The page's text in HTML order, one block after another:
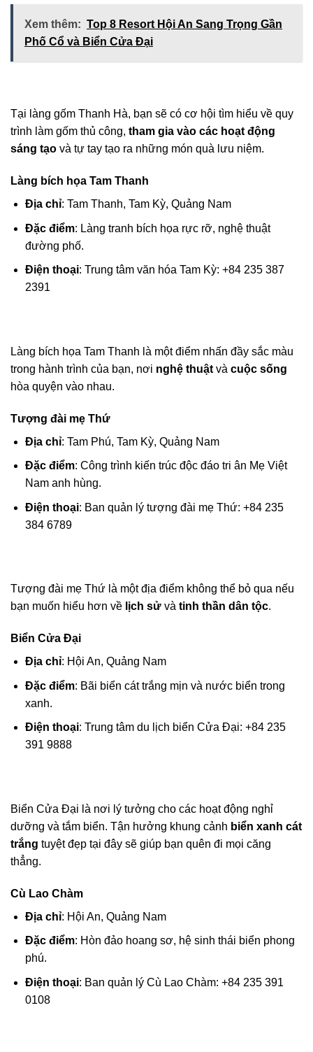
Xem thêm: Top 8 Resort Hội An Sang Trọng Gần
Phố Cổ và Biển Cửa Đại
Tại làng gốm Thanh Hà, bạn sẽ có cơ hội tìm hiểu về quy
trình làm gốm thủ công, tham gia vào các hoạt động
sáng tạo và tự tay tạo ra những món quà lưu niệm.
Làng bích họa Tam Thanh
Địa chỉ: Tam Thanh, Tam Kỳ, Quảng Nam
Đặc điểm: Làng tranh bích họa rực rỡ, nghệ thuật
đường phố.
Điện thoại: Trung tâm văn hóa Tam Kỳ: +84 235 387
2391
Làng bích họa Tam Thanh là một điểm nhấn đầy sắc màu
trong hành trình của bạn, nơi nghệ thuật và cuộc sống
hòa quyện vào nhau.
Tượng đài mẹ Thứ
Địa chỉ: Tam Phú, Tam Kỳ, Quảng Nam
Đặc điểm: Công trình kiến trúc độc đáo tri ân Mẹ Việt
Nam anh hùng.
Điện thoại: Ban quản lý tượng đài mẹ Thứ: +84 235
384 6789
Tượng đài mẹ Thứ là một địa điểm không thể bỏ qua nếu
bạn muốn hiểu hơn về lịch sử và tinh thần dân tộc.
Biển Cửa Đại
Địa chỉ: Hội An, Quảng Nam
Đặc điểm: Bãi biển cát trắng mịn và nước biển trong
xanh.
Điện thoại: Trung tâm du lịch biển Cửa Đại: +84 235
391 9888
Biển Cửa Đại là nơi lý tưởng cho các hoạt động nghỉ
dưỡng và tắm biển. Tận hưởng khung cảnh biển xanh cát
trắng tuyệt đẹp tại đây sẽ giúp bạn quên đi mọi căng
thẳng.
Cù Lao Chàm
Địa chỉ: Hội An, Quảng Nam
Đặc điểm: Hòn đảo hoang sơ, hệ sinh thái biển phong
phú.
Điện thoại: Ban quản lý Cù Lao Chàm: +84 235 391
0108